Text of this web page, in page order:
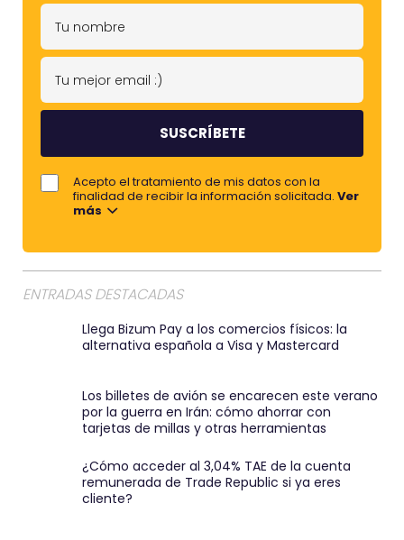
T
n
m
r
e
T
m
o
a
Acepto el tratamiento de mis datos con la
finalidad de recibir la información solicitada. Ver
más
ENTRADAS DESTACADAS
Llega Bizum Pay a los comercios físicos: la
alternativa española a Visa y Mastercard
Los billetes de avión se encarecen este verano
por la guerra en Irán: cómo ahorrar con
tarjetas de millas y otras herramientas
¿Cómo acceder al 3,04% TAE de la cuenta
remunerada de Trade Republic si ya eres
cliente?